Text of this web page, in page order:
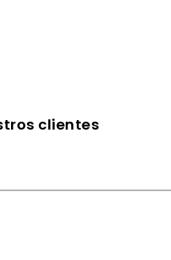
clientes